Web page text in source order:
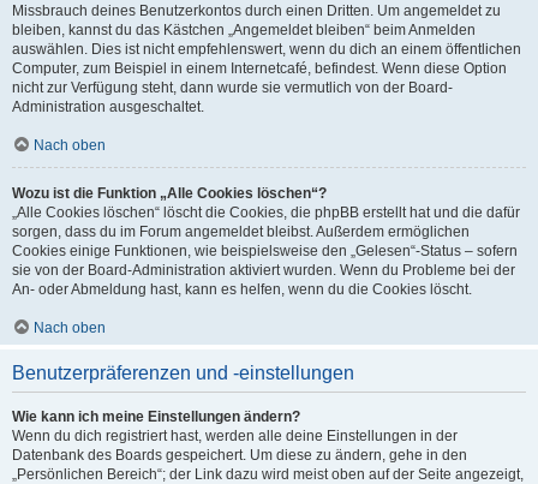
Missbrauch deines Benutzerkontos durch einen Dritten. Um angemeldet zu
bleiben, kannst du das Kästchen „Angemeldet bleiben“ beim Anmelden
auswählen. Dies ist nicht empfehlenswert, wenn du dich an einem öffentlichen
Computer, zum Beispiel in einem Internetcafé, befindest. Wenn diese Option
nicht zur Verfügung steht, dann wurde sie vermutlich von der Board-
Administration ausgeschaltet.
Nach oben
Wozu ist die Funktion „Alle Cookies löschen“?
„Alle Cookies löschen“ löscht die Cookies, die phpBB erstellt hat und die dafür
sorgen, dass du im Forum angemeldet bleibst. Außerdem ermöglichen
Cookies einige Funktionen, wie beispielsweise den „Gelesen“-Status – sofern
sie von der Board-Administration aktiviert wurden. Wenn du Probleme bei der
An- oder Abmeldung hast, kann es helfen, wenn du die Cookies löscht.
Nach oben
Benutzerpräferenzen und -einstellungen
Wie kann ich meine Einstellungen ändern?
Wenn du dich registriert hast, werden alle deine Einstellungen in der
Datenbank des Boards gespeichert. Um diese zu ändern, gehe in den
„Persönlichen Bereich“; der Link dazu wird meist oben auf der Seite angezeigt,